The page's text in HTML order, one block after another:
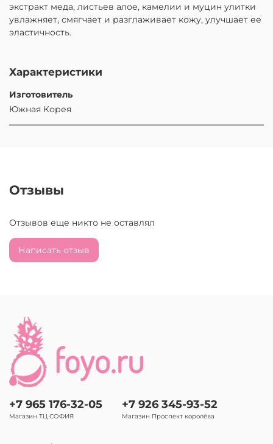
экстракт меда, листьев алое, камелии и муцин улитки
увлажняет, смягчает и разглаживает кожу, улучшает ее
эластичность.
Характеристики
Изготовитель
Южная Корея
Отзывы
Отзывов еще никто не оставлял
Написать отзыв
+7 965 176-32-05
Магазин ТЦ СОФИЯ
+7 926 345-93-52
Магазин Проспект королёва